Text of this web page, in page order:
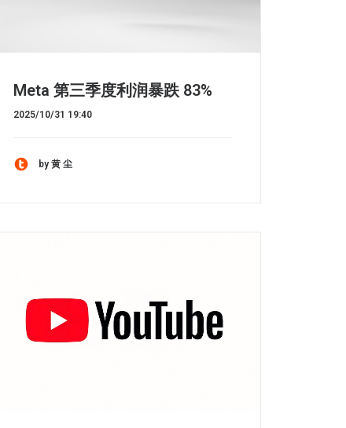
Meta 第三季度利润暴跌 83%
2025/10/31 19:40
by 黄 尘